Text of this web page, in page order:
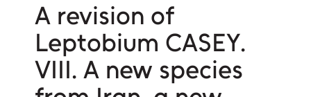
A revision of
Leptobium CASEY.
VIII. A new species